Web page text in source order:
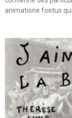
animatione foetus